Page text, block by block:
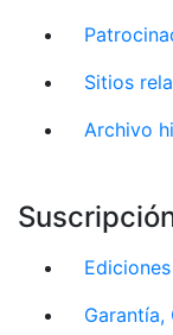
Sitios
Archivo